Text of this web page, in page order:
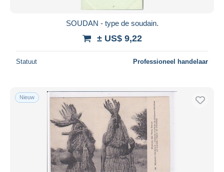
SOUDAN - type de soudain.
± US$ 9,22
Statuut Professioneel handelaar
Nieuw